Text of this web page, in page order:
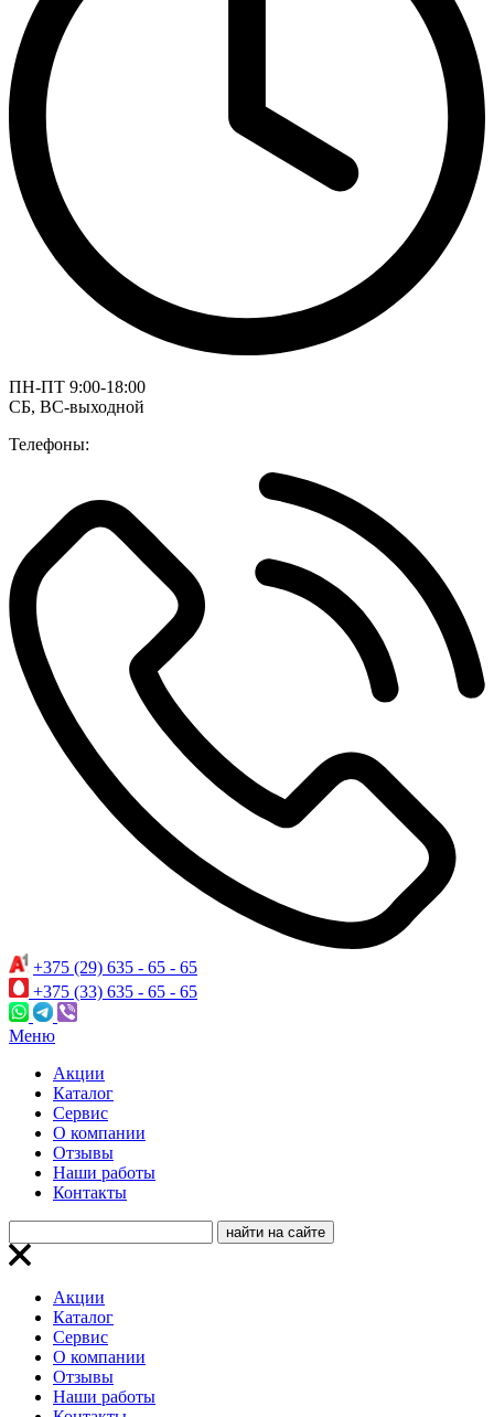
ПН-ПТ 9:00-18:00
СБ, ВС-выходной
Телефоны:
+375 (29) 635 - 65 - 65
+375 (33) 635 - 65 - 65
Меню
Акции
Каталог
Сервис
О компании
Отзывы
Наши работы
Контакты
Акции
Каталог
Сервис
О компании
Отзывы
Наши работы